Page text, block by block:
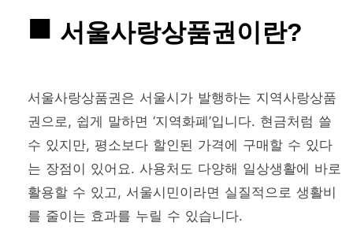
서울사랑상품권이란?
서울사랑상품권은 서울시가 발행하는 지역사랑상품
권으로, 쉽게 말하면 ‘지역화폐’입니다. 현금처럼 쓸
수 있지만, 평소보다 할인된 가격에 구매할 수 있다
는 장점이 있어요. 사용처도 다양해 일상생활에 바로
활용할 수 있고, 서울시민이라면 실질적으로 생활비
를 줄이는 효과를 누릴 수 있습니다.